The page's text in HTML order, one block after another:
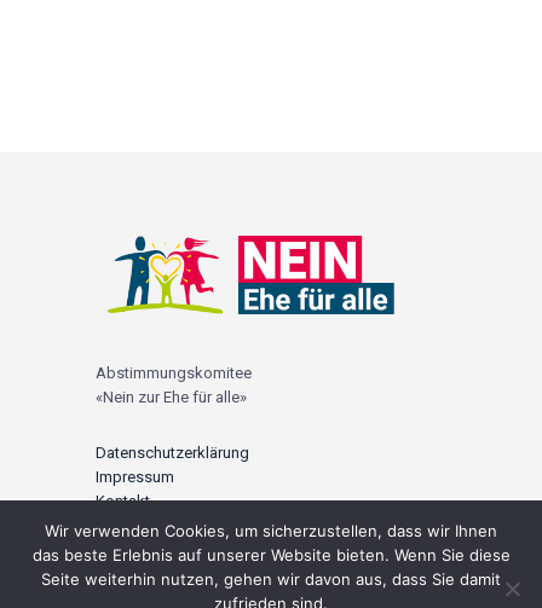
Abstimmungskomitee
«Nein zur Ehe für alle»
Datenschutzerklärung
Impressum
Kontakt
© 2021 |ehefueralle-nein.ch
Wir verwenden Cookies, um sicherzustellen, dass wir Ihnen
das beste Erlebnis auf unserer Website bieten. Wenn Sie diese
Seite weiterhin nutzen, gehen wir davon aus, dass Sie damit
zufrieden sind.